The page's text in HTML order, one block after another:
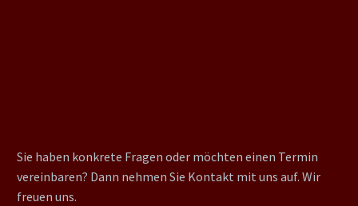
Sie haben konkrete Fragen oder möchten einen Termin
vereinbaren? Dann nehmen Sie Kontakt mit uns auf. Wir
freuen uns.